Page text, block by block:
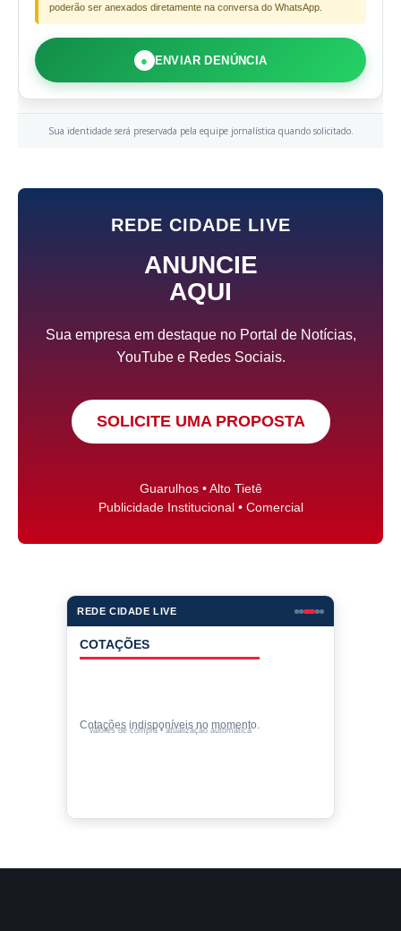
poderão ser anexados diretamente na conversa do WhatsApp.
● ENVIAR DENÚNCIA
Sua identidade será preservada pela equipe jornalística quando solicitado.
REDE CIDADE LIVE
ANUNCIE
AQUI
Sua empresa em destaque no Portal de Notícias,
YouTube e Redes Sociais.
SOLICITE UMA PROPOSTA
Guarulhos • Alto Tietê
Publicidade Institucional • Comercial
REDE CIDADE LIVE
COTAÇÕES
Cotações indisponíveis no momento.
Valores de compra • atualização automática